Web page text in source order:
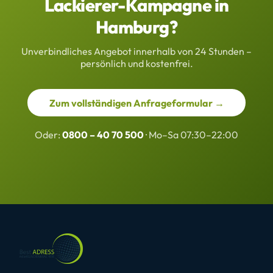
Lackierer-Kampagne in
Hamburg?
Unverbindliches Angebot innerhalb von 24 Stunden –
persönlich und kostenfrei.
Zum vollständigen Anfrageformular →
Oder: 0800 – 40 70 500· Mo–Sa 07:30–22:00